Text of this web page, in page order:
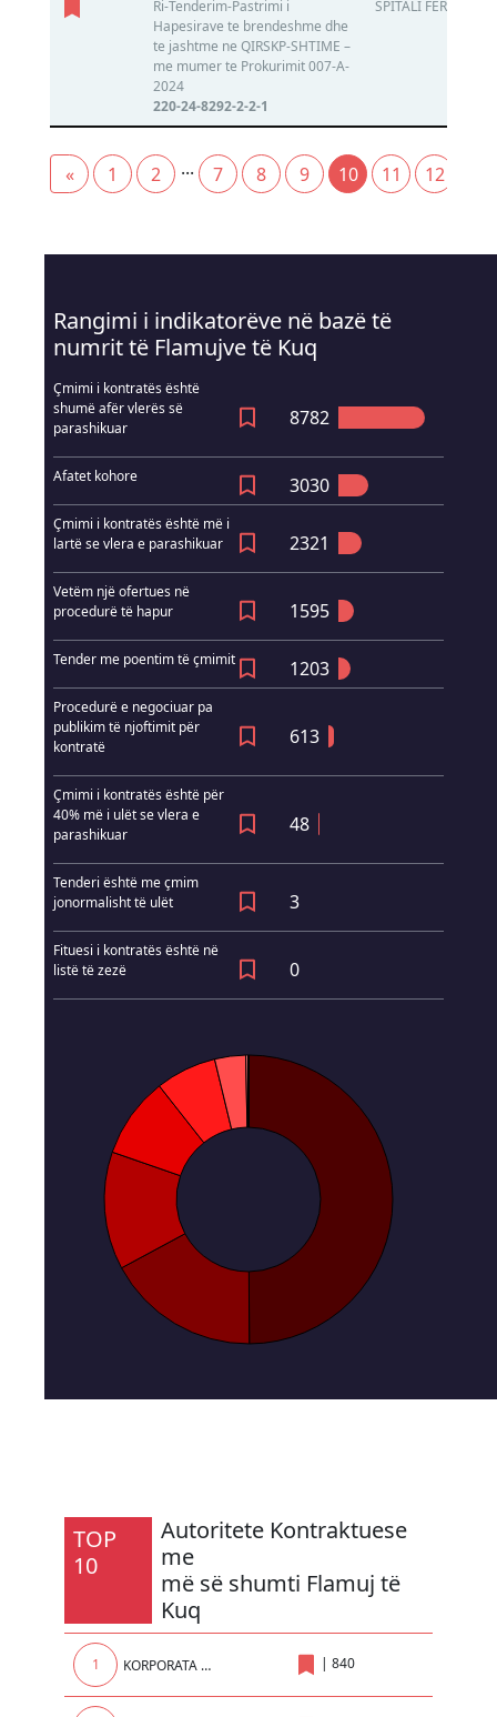
Ri-Tenderim-Pastrimi i
Hapesirave te brendeshme dhe
te jashtme ne QIRSKP-SHTIME –
me mumer te Prokurimit 007-A-
2024
220-24-8292-2-2-1
SPITALI FERIZAJ
« 1 2 ... 7 8 9 10(current)
11 12
Rangimi i indikatorëve në bazë të
numrit të Flamujve të Kuq
Çmimi i kontratës është
shumë afër vlerës së
parashikuar
8782
Afatet kohore 3030
Çmimi i kontratës është më i
lartë se vlera e parashikuar
2321
Vetëm një ofertues në
procedurë të hapur
1595
Tender me poentim të çmimit 1203
Procedurë e negociuar pa
publikim të njoftimit për
kontratë
613
Çmimi i kontratës është për
40% më i ulët se vlera e
parashikuar
48
Tenderi është me çmim
jonormalisht të ulët
3
Fituesi i kontratës është në
listë të zezë
0
TOP
10
Autoritete Kontraktuese
me
më së shumti Flamuj të
Kuq
1 KORPORATA ENERGJETIKE E KOSOVES sh.a. | 840